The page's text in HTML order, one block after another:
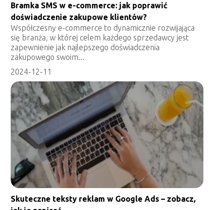
Bramka SMS w e-commerce: jak poprawić
doświadczenie zakupowe klientów?
Współczesny e-commerce to dynamicznie rozwijająca
się branża, w której celem każdego sprzedawcy jest
zapewnienie jak najlepszego doświadczenia
zakupowego swoim...
2024-12-11
Skuteczne teksty reklam w Google Ads – zobacz,